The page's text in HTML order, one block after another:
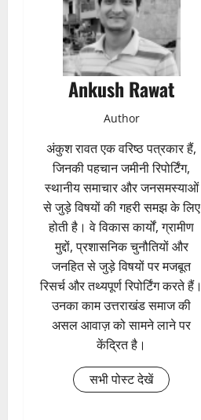
Ankush Rawat
Author
अंकुश रावत एक वरिष्ठ पत्रकार हैं,
जिनकी पहचान जमीनी रिपोर्टिंग,
स्थानीय समाचार और जनसमस्याओं
से जुड़े विषयों की गहरी समझ के लिए
होती है। वे विकास कार्यों, ग्रामीण
मुद्दों, प्रशासनिक चुनौतियों और
जनहित से जुड़े विषयों पर मजबूत
रिसर्च और तथ्यपूर्ण रिपोर्टिंग करते हैं।
उनका काम उत्तराखंड समाज की
असल आवाज़ को सामने लाने पर
केंद्रित है।
सभी पोस्ट देखें